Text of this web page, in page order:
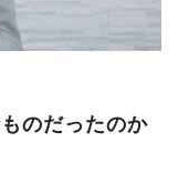
のだったのか